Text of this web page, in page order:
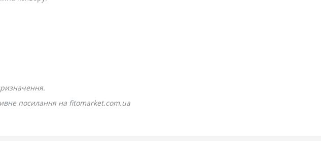
посилання на fitomarket.com.ua